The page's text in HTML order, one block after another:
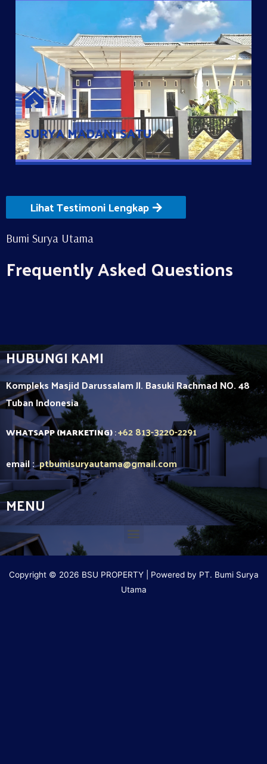
SURYA MADANI SATU
SURYA MADANI SATU
Satu-satunya Hunian nyaman dengan harga subsidi hanya 100
jutaan dengan lokasi strategis di Tuban
Lihat Testimoni Lengkap
Bumi Surya Utama
Frequently Asked Questions
HUBUNGI KAMI
Kompleks Masjid Darussalam Jl. Basuki Rachmad NO. 48
TubanIndonesia
WHATSAPP (MARKETING):+62 813-3220-2291
email :ptbumisuryautama@gmail.com
MENU
Copyright © 2026 BSU PROPERTY | Powered by PT. Bumi Surya
Utama